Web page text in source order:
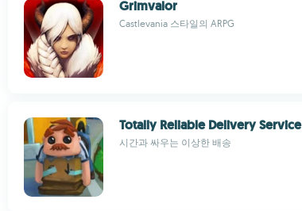
Grimvalor
Castlevania 스타일의 ARPG
Totally Reliable Delivery Service
시간과 싸우는 이상한 배송